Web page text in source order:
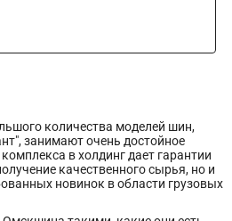
количества моделей шин,
занимают очень достойное
в холдинг дает гарантии
качественного сырья, но и
новинок в области грузовых